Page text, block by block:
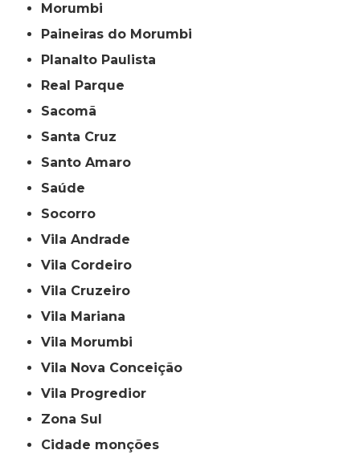
Morumbi
Paineiras do Morumbi
Planalto Paulista
Real Parque
Sacomã
Santa Cruz
Santo Amaro
Saúde
Socorro
Vila Andrade
Vila Cordeiro
Vila Cruzeiro
Vila Mariana
Vila Morumbi
Vila Nova Conceição
Vila Progredior
Zona Sul
cidade monções